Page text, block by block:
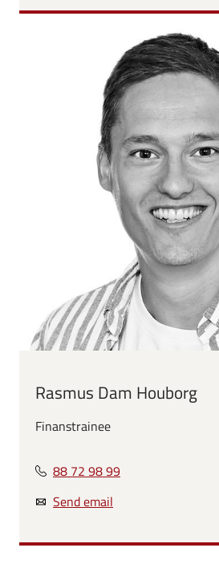
Rasmus Dam Houborg
Finanstrainee
88 72 98 99
Send email